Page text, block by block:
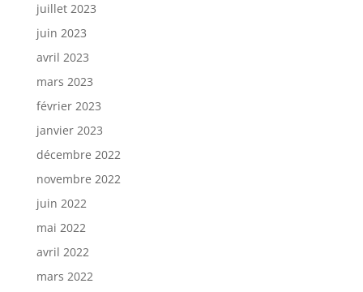
juillet 2023
juin 2023
avril 2023
mars 2023
février 2023
janvier 2023
décembre 2022
novembre 2022
juin 2022
mai 2022
avril 2022
mars 2022